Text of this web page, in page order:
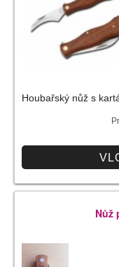
Houbařský nůž s
Nůž